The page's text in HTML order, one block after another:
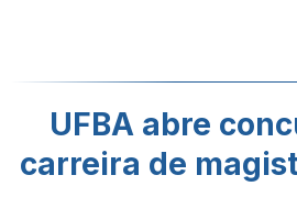
UFBA abre
carreira de